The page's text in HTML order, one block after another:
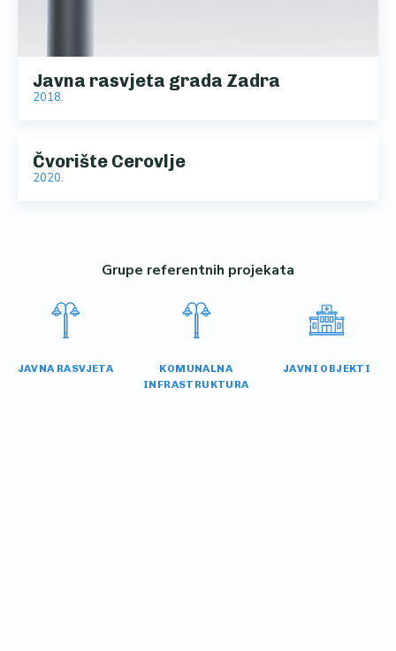
Javna rasvjeta grada Zadra
2018.
Čvorište Cerovlje
2020.
Grupe referentnih projekata
JAVNA RASVJETA
KOMUNALNA
INFRASTRUKTURA
JAVNI OBJEKTI